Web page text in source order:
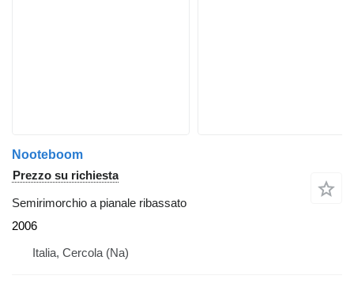
Nooteboom
Prezzo su richiesta
Semirimorchio a pianale ribassato
2006
Italia, Cercola (Na)